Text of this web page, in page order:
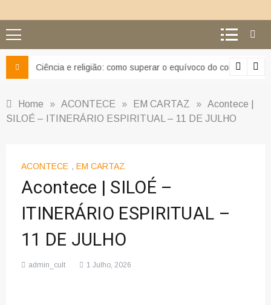
Ciência e religião: como superar o equívoco do conflito
Home » ACONTECE » EM CARTAZ » Acontece |
SILOÉ – ITINERÁRIO ESPIRITUAL – 11 DE JULHO
ACONTECE , EM CARTAZ
Acontece | SILOÉ –
ITINERÁRIO ESPIRITUAL –
11 DE JULHO
admin_cult 1 Julho, 2026